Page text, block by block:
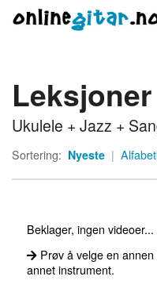
Meny
Logg inn
Leksjoner
Ukulele + Jazz +
Sortering: Nyeste |
Beklager, ingen videoer...
Prøv å velge en
annet instrument.